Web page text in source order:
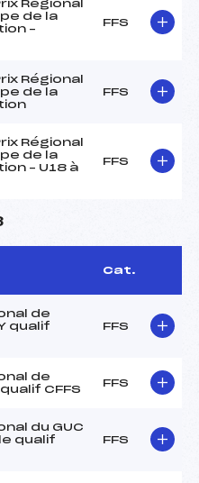
Régional
de la
–
FFS
Régional
de la
FFS
Régional
de la
– U18 à
FFS
Cat.
de
qualif
FFS
de
CFFS
FFS
du GUC
qualif
FFS